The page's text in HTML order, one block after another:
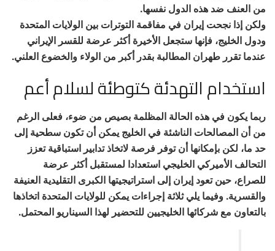
من العنف ضد هذه الدول نفسها.
ولكن إذا نجحت إيران في مفاقمة التوترات بين الولايات المتحدة
ودول الخليج، فإنها ستجعل الأخيرة أكثر عرضة للقسر الإيراني
عندما تقرر طهران المطالبة بقدر أكبر من الولاء والخضوع العلني.
استخدام التهدئة كتوطئة لسلام أعم
ربما يكون في هذه الحالة المظلمة بصيص من ضوء، فعلى الرغم
من أن المصالحات الناشئة في الخليج يمكن أن تكون سطحية إلى
حد ما، لكن بإمكانها أن توفر فرصة لاتخاذ تدابير استباقية تعزز
التحالف الأميركي الخليجي استعدادا لمستقبل أكثر عرضة
للصراع، حين تعود إيران إلى استراتيجيتها الكبرى التقليدية العنيفة
والقسرية. وفيما يلي ثلاثة إجراءات يمكن للولايات المتحدة اتخاذها
بالتعاون مع شركائها الخليجيين للتحضير لهذا السيناريو المحتمل.